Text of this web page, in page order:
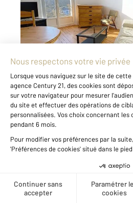
Créer une
Appartement F3 à louer
720 €
par mois charges comprises
A louer sur la commune de
appartement meublé
L'espace de vie est
Avec une surface habitable
cuisine aménagée/équipée
Voir le détail